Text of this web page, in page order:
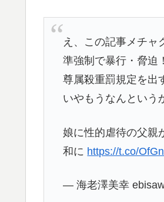
え、この記事メチャ
準強制で暴行・脅迫
尊属殺重罰規定を出
いやもうなんという
娘に性的虐待の父親
和に https://t.co/
— 海老澤美幸